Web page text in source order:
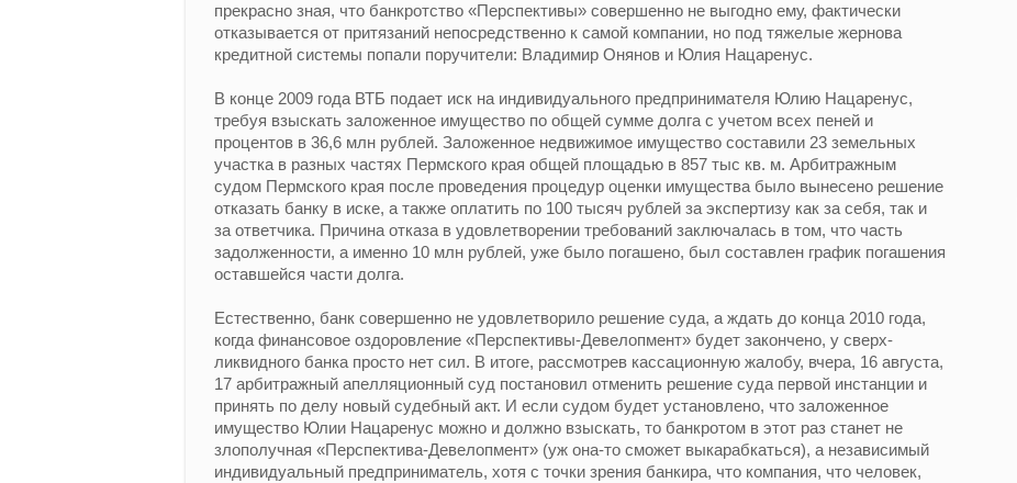
прекрасно зная, что банкротство «Перспективы» совершенно не выгодно ему, фактически
отказывается от притязаний непосредственно к самой компании, но под тяжелые жернова
кредитной системы попали поручители: Владимир Онянов и Юлия Нацаренус.
В конце 2009 года ВТБ подает иск на индивидуального предпринимателя Юлию Нацаренус,
требуя взыскать заложенное имущество по общей сумме долга с учетом всех пеней и
процентов в 36,6 млн рублей. Заложенное недвижимое имущество составили 23 земельных
участка в разных частях Пермского края общей площадью в 857 тыс кв. м. Арбитражным
судом Пермского края после проведения процедур оценки имущества было вынесено решение
отказать банку в иске, а также оплатить по 100 тысяч рублей за экспертизу как за себя, так и
за ответчика. Причина отказа в удовлетворении требований заключалась в том, что часть
задолженности, а именно 10 млн рублей, уже было погашено, был составлен график погашения
оставшейся части долга.
Естественно, банк совершенно не удовлетворило решение суда, а ждать до конца 2010 года,
когда финансовое оздоровление «Перспективы-Девелопмент» будет закончено, у сверх-
ликвидного банка просто нет сил. В итоге, рассмотрев кассационную жалобу, вчера, 16 августа,
17 арбитражный апелляционный суд постановил отменить решение суда первой инстанции и
принять по делу новый судебный акт. И если судом будет установлено, что заложенное
имущество Юлии Нацаренус можно и должно взыскать, то банкротом в этот раз станет не
злополучная «Перспектива-Девелопмент» (уж она-то сможет выкарабкаться), а независимый
индивидуальный предприниматель, хотя с точки зрения банкира, что компания, что человек,